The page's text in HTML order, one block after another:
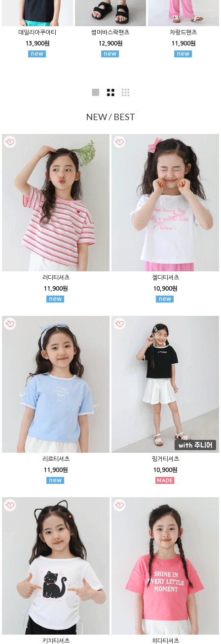
데일리아쿠아티
13,900원
썸머바스락팬츠
12,900원
차랑드팬츠
11,900원
NEW / BEST
러디티셔츠
11,900원
젤디티셔츠
10,900원
리르티셔츠
11,900원
링거티셔츠
10,900원
키치티셔츠 히다티셔츠